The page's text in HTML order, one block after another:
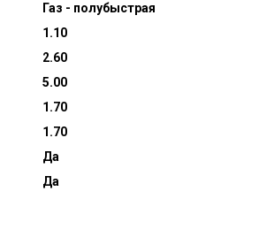
Газ - полубыстрая
1.10
2.60
5.00
1.70
1.70
Да
Да